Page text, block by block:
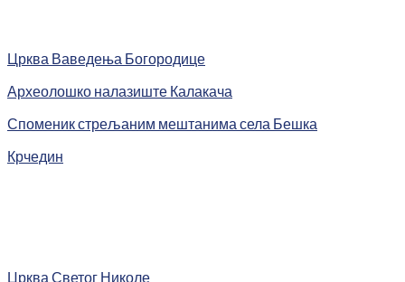
Црква Ваведења Богородице
Археолошко налазиште Калакача
Споменик стрељаним мештанима села Бешка
Крчедин
Црква Светог Николе